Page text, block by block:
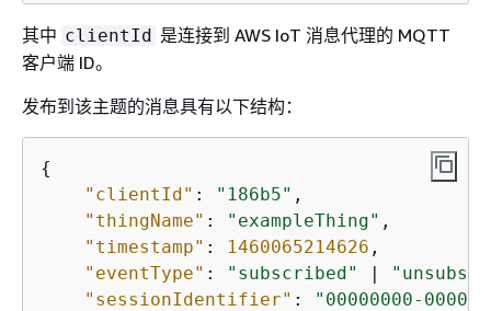
其中 clientId 是连接到 AWS IoT 消息代理的 MQTT
客户端 ID。
发布到该主题的消息具有以下结构：
{
"clientId" : "186b5" ,
"thingName" : "exampleThing" ,
"timestamp" : 1460065214626 ,
"eventType" : "subscribed" |
"sessionIdentifier" :
"00000000-0000-